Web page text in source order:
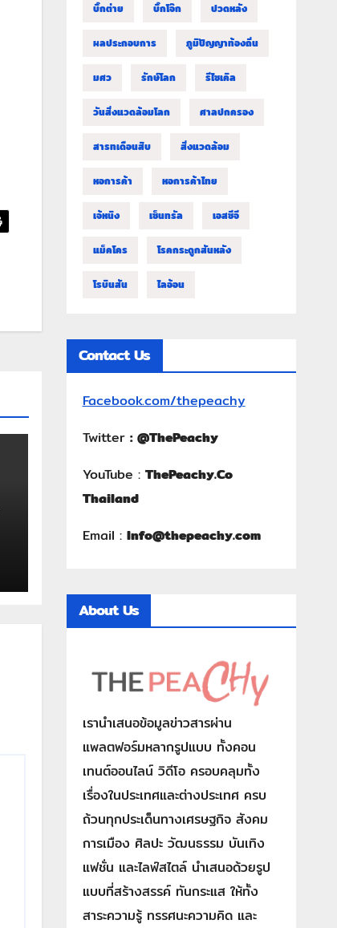
บิ๊กต่าย บิ๊กโจ๊ก ปวดหลัง
ผลประกอบการ ภูมิปัญญาท้องถิ่น
มศว รักษ์โลก รีไซเคิล
วันสิ่งแวดล้อมโลก ศาลปกครอง
สารทเดือนสิบ สิ่งแวดล้อม
หอการค้า หอการค้าไทย
เจ้หนิง เซ็นทรัล เอสซีจี
แม็คโคร โรคกระดูกสันหลัง
โรบินสัน ไลอ้อน
Contact Us
Facebook.com/thepeachy
Twitter : @ThePeachy
YouTube : ThePeachy.Co
Thailand
Email : Info@thepeachy.com
About Us
เรานำเสนอข้อมูลข่าวสารผ่าน
แพลตฟอร์มหลากรูปแบบ ทั้งคอน
เทนต์ออนไลน์ วิดีโอ ครอบคลุมทั้ง
เรื่องในประเทศและต่างประเทศ ครบ
ถ้วนทุกประเด็นทางเศรษฐกิจ สังคม
การเมือง ศิลปะ วัฒนธรรม บันเทิง
แฟชั่น และไลฟ์สไตล์ นำเสนอด้วยรูป
แบบที่สร้างสรรค์ ทันกระแส ให้ทั้ง
สาระความรู้ ทรรศนะความคิด และ